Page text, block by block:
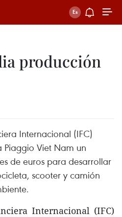
producción
Internacional (IFC)
Viet Nam un
de euros para desarrollar
scooter y camión
Internacional (IFC)